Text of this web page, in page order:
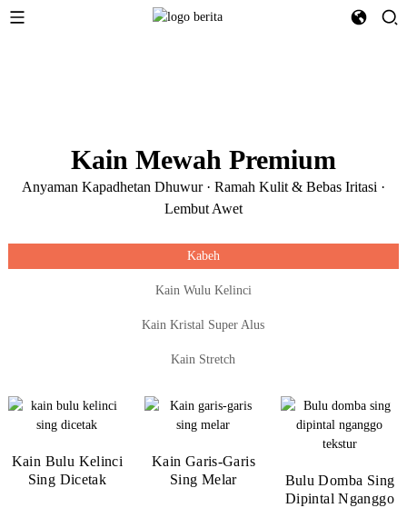
Kain Mewah Premium
Anyaman Kapadhetan Dhuwur · Ramah Kulit & Bebas Iritasi ·
Lembut Awet
Kabeh
Kain Wulu Kelinci
Kain Kristal Super Alus
Kain Stretch
Kain Bulu Kelinci
Sing Dicetak
Kain Garis-Garis
Sing Melar
Bulu Domba Sing
Dipintal Nganggo
Kain Bulu Kelinci
Sing Dicetak
Kelinci Giok
Kain Kristal Super
Lembut 1mm
Lembut 1,5mm
Lembut Kristal
3mm
Lembut Banget
Melar
Kain Bergaris Sing
Melar
Sing Melar